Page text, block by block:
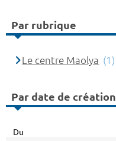
Par rubrique
Le centre Maolya (1)
Par date de création
Du